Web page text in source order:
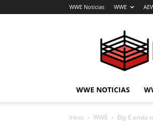
WWE Noticias WWE
WWE NOTICIAS
Inicio WWE Big E envía